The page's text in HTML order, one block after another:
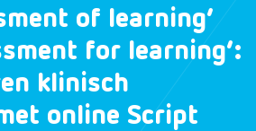
of learning’
for learning’:
klinisch
online Script